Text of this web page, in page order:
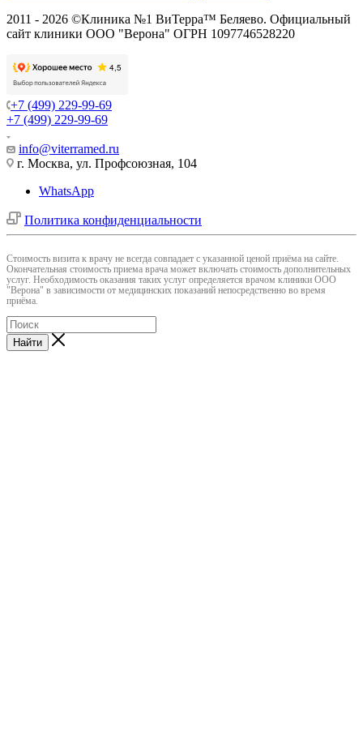
2011 - 2026 ©Клиника №1 ВиТерра™ Беляево. Официальный
сайт клиники ООО "Верона" ОГРН 1097746528220
+7 (499) 229-99-69
+7 (499) 229-99-69
info@viterramed.ru
г. Москва, ул. Профсоюзная, 104
WhatsApp
Политика конфиденциальности
Cтоимость визита к врачу не всегда совпадает с указанной ценой приёма на сайте.
Окончательная стоимость приема врача может включать стоимость дополнительных
услуг. Необходимость оказания таких услуг определяется врачом клиники ООО
"Верона" в зависимости от медицинских показаний непосредственно во время
приёма.
Найти